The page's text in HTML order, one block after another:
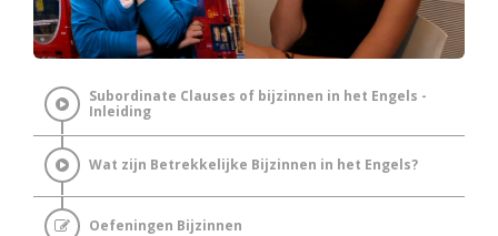
Subordinate Clauses of bijzinnen in het Engels -
Inleiding
Wat zijn Betrekkelijke Bijzinnen in het Engels?
Oefeningen Bijzinnen